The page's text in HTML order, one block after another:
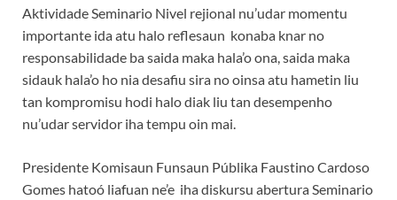
Aktividade Seminario Nivel rejional nu’udar momentu
importante ida atu halo reflesaun konaba knar no
responsabilidade ba saida maka hala’o ona, saida maka
sidauk hala’o ho nia desafiu sira no oinsa atu hametin liu
tan kompromisu hodi halo diak liu tan desempenho
nu’udar servidor iha tempu oin mai.
Presidente Komisaun Funsaun Públika Faustino Cardoso
Gomes hatoó liafuan ne’e iha diskursu abertura Seminario